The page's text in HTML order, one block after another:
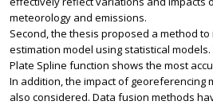
meteorology and emissions.
Second, the thesis proposed a method to
estimation model using statistical
Plate Spline function shows the most
In addition, the impact of georeferencing
also considered. Data fusion methods